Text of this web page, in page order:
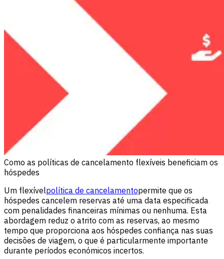
Como as políticas de cancelamento flexíveis beneficiam os
hóspedes
Um flexívelpolítica de cancelamentopermite que os
hóspedes cancelem reservas até uma data especificada
com penalidades financeiras mínimas ou nenhuma. Esta
abordagem reduz o atrito com as reservas, ao mesmo
tempo que proporciona aos hóspedes confiança nas suas
decisões de viagem, o que é particularmente importante
durante períodos económicos incertos.